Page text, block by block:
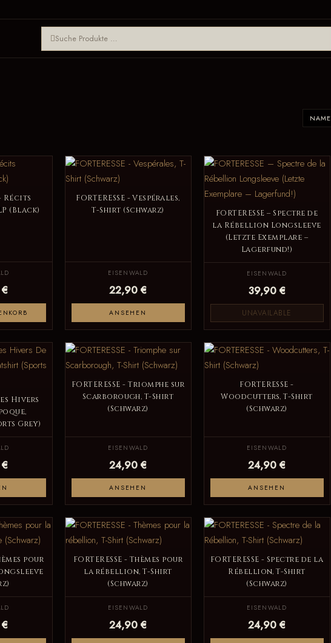
NAME
- Récits
(Black)
FORTERESSE - Vespérales,
T-Shirt (Schwarz)
EISENWALD
22,90 €
ANSEHEN
FORTERESSE – Spectre de
la Rébellion Longsleeve
(Letzte Exemplare –
Lagerfund!)
EISENWALD
39,90 €
UNAVAILABLE
Hivers
Grey)
FORTERESSE - Triomphe sur
Scarborough, T-Shirt
(Schwarz)
EISENWALD
24,90 €
ANSEHEN
FORTERESSE -
Woodcutters, T-Shirt
(Schwarz)
EISENWALD
24,90 €
ANSEHEN
pour
FORTERESSE - Thèmes pour
la rébellion, T-Shirt
(Schwarz)
EISENWALD
24,90 €
FORTERESSE - Spectre de la
Rébellion, T-Shirt
(Schwarz)
EISENWALD
24,90 €